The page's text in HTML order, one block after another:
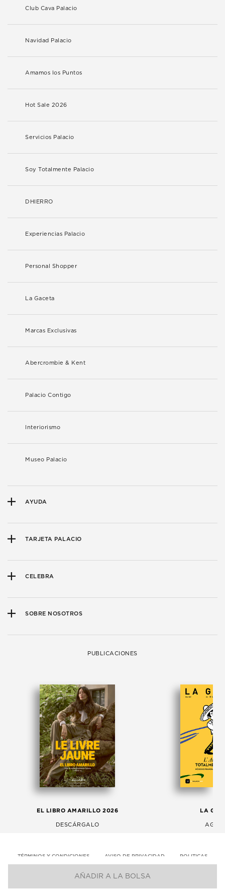
AÑADIR A LA BOLSA
Club Cava Palacio
Navidad Palacio
Amamos los Puntos
Hot Sale 2026
Servicios Palacio
Soy Totalmente Palacio
DHIERRO
Experiencias Palacio
Personal Shopper
La Gaceta
Marcas Exclusivas
Abercrombie & Kent
Palacio Contigo
Interiorismo
Museo Palacio
AYUDA
TARJETA PALACIO
CELEBRA
SOBRE NOSOTROS
PUBLICACIONES
EL LIBRO AMARILLO 2026
DESCÁRGALO
LA
TÉRMINOS Y CONDICIONES AVISO DE PRIVACIDAD POLITICAS